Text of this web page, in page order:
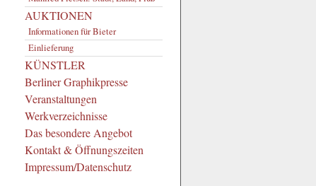
AUKTIONEN
Informationen für Bieter
Einlieferung
KÜNSTLER
Berliner Graphikpresse
Veranstaltungen
Werkverzeichnisse
Das besondere Angebot
Kontakt & Öffnungszeiten
Impressum/Datenschutz